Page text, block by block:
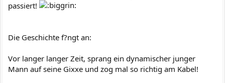
passiert!
Die Geschichte f?ngt an:
Vor langer langer Zeit, sprang ein dynamischer junger
Mann auf seine Gixxe und zog mal so richtig am Kabel!